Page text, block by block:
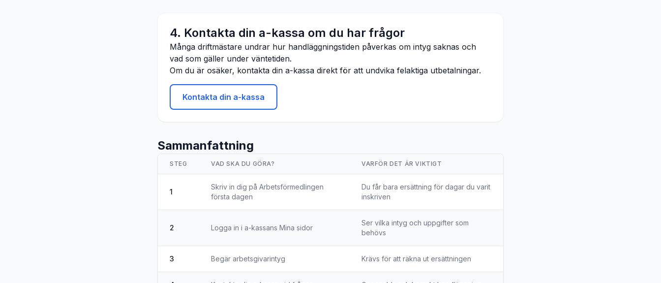
4. Kontakta din a-kassa om du har frågor
Många driftmästare undrar hur handläggningstiden påverkas om intyg saknas och
vad som gäller under väntetiden.
Om du är osäker, kontakta din a-kassa direkt för att undvika felaktiga utbetalningar.
Kontakta din a-kassa
Sammanfattning
STEG VAD SKA DU GÖRA? VARFÖR DET ÄR VIKTIGT
1
Skriv in dig på Arbetsförmedlingen
första dagen
Du får bara ersättning för dagar du varit
inskriven
2 Logga in i a-kassans Mina sidor
Ser vilka intyg och uppgifter som
behövs
3 Begär arbetsgivarintyg Krävs för att räkna ut ersättningen